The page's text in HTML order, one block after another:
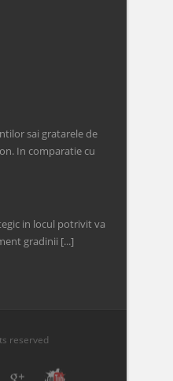
sai gratarele de
In comparatie cu
in locul potrivit va
gradinii [...]
reserved